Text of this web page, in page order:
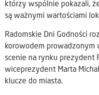
którzy wspólnie pokazali,
są ważnymi wartościami
Radomskie Dni Godności
korowodem prowadzonym
scenie na rynku prezydent
wiceprezydent Marta
klucze do miasta.